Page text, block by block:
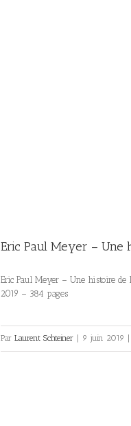
Eric Paul Meyer – Une
Eric Paul Meyer – Une histoire
2019 – 384 pages
Par Laurent Schteiner 9 juin 2019